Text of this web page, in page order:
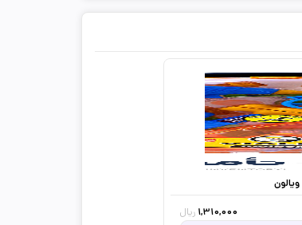
ویالون
1,310,000 ریال